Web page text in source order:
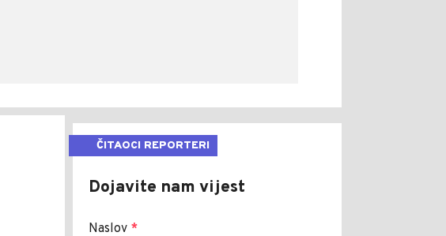
ČITAOCI REPORTERI
Dojavite nam vijest
Naslov *